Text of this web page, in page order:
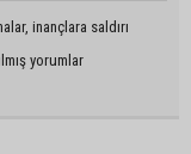
inançlara saldırı
yorumlar